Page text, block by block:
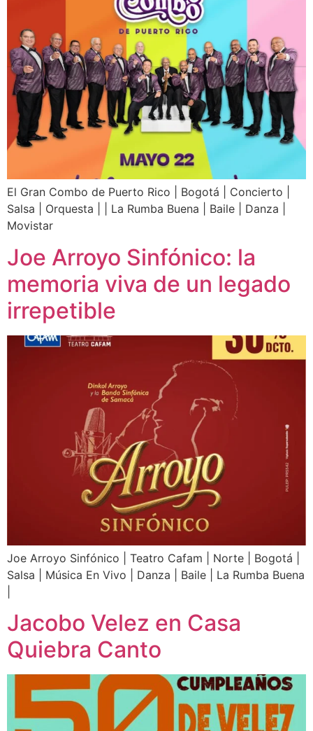
El Gran Combo de Puerto Rico | Bogotá | Concierto |
Salsa | Orquesta | | La Rumba Buena | Baile | Danza |
Movistar
Joe Arroyo Sinfónico: la
memoria viva de un legado
irrepetible
Joe Arroyo Sinfónico | Teatro Cafam | Norte | Bogotá |
Salsa | Música En Vivo | Danza | Baile | La Rumba Buena
Jacobo Velez en Casa
Quiebra Canto